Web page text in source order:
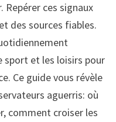
Repérer ces signaux
des sources fiables.
sport et les loisirs pour
Ce guide vous révèle
aguerris: où
comment croiser les